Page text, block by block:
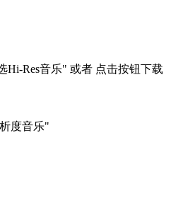
Hi-Res音乐" 或者 点击按钮下载
度音乐"